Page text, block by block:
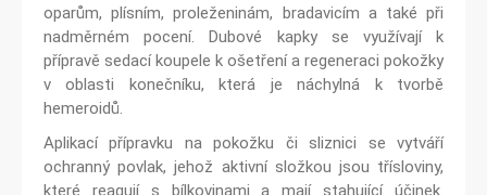
oparům, plísním, proleženinám, bradavicím a také při
nadměrném pocení. Dubové kapky se využívají k
přípravě sedací koupele k ošetření a regeneraci pokožky
v oblasti konečníku, která je náchylná k tvorbě
hemeroidů.
Aplikací přípravku na pokožku či sliznici se vytváří
ochranný povlak, jehož aktivní složkou jsou třísloviny,
které reagují s bílkovinami a mají stahující účinek.